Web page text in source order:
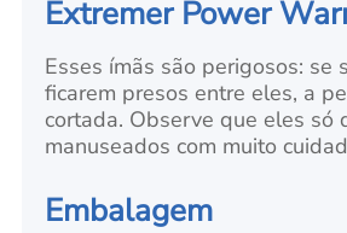
Extremer Power
Esses ímãs são perigosos: se
ficarem presos entre eles, a
cortada. Observe que eles só
manuseados com muito
Embalagem